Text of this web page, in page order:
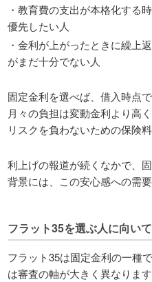
・教育費の支出が本格化する
優先したい人
・金利が上がったときに繰上
がまだ十分でない人
固定金利を選べば、借入時点
月々の負担は変動金利より高
リスクを負わないための保険
利上げの報道が続くなかで、
背景には、この安心感への需要
フラット35を選ぶ人に向い
フラット35は固定金利の一種
は審査の軸が大きく異なります